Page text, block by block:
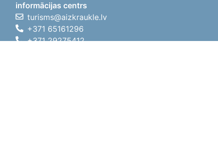
informācijas centrs
turisms@aizkraukle.lv
+371 65161296
+371 29275412